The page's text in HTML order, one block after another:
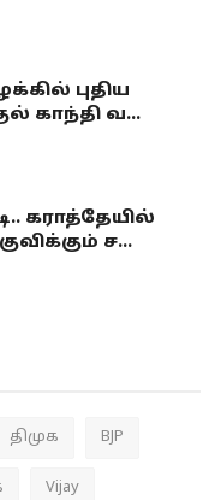
புதிய
காந்தி வ...
கராத்தேயில்
ச...
திமுக BJP
Vijay